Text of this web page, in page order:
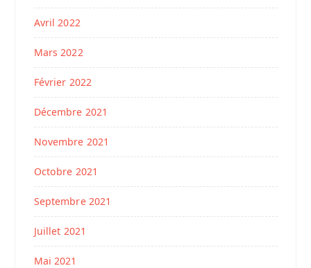
Avril 2022
Mars 2022
Février 2022
Décembre 2021
Novembre 2021
Octobre 2021
Septembre 2021
Juillet 2021
Mai 2021